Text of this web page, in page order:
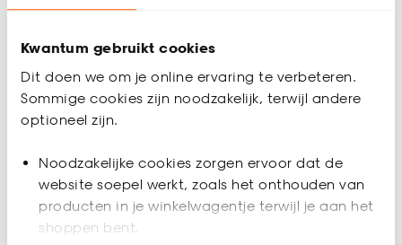
Kwantum gebruikt cookies
Dit doen we om je online ervaring te verbeteren.
Sommige cookies zijn noodzakelijk, terwijl andere
optioneel zijn.
Noodzakelijke cookies zorgen ervoor dat de
website soepel werkt, zoals het onthouden van
producten in je winkelwagentje terwijl je aan het
shoppen bent.
Strak vormgegeven grijze tray. 20x10 cm (lxb).
Productspecificaties
Artikelnummer
8714051229489
Kleur